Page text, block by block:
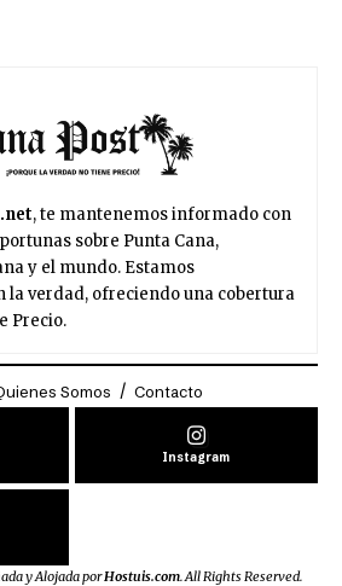
, te mantenemos informado con
sobre Punta Cana,
y el mundo. Estamos
la verdad, ofreciendo una cobertura
Precio.
Somos Contacto
Instagram
y Alojada porHostuis.com. All Rights Reserved.